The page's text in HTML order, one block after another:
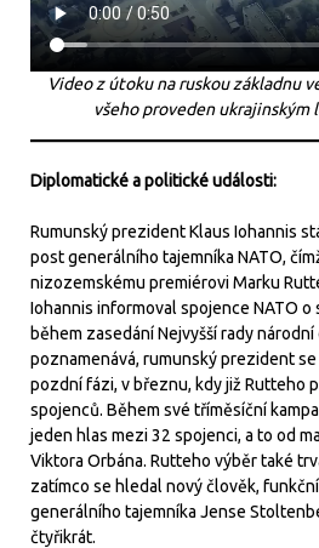
Video z útoku na ruskou základnu
všeho proveden ukrajinským
Diplomatické a politické události:
Rumunský prezident Klaus Iohannis
post generálního tajemníka NATO,
nizozemskému premiérovi Marku
Iohannis informoval spojence NATO
během zasedání Nejvyšší rady
poznamenává, rumunský prezident
pozdní fázi, v březnu, kdy již Rutteho
spojenců. Během své tříměsíční
jeden hlas mezi 32 spojenci, a to od
Viktora Orbána. Rutteho výběr také
zatímco se hledal nový člověk,
generálního tajemníka Jense
čtyřikrát.